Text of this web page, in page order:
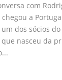
com
a
dos sócios
nasceu da